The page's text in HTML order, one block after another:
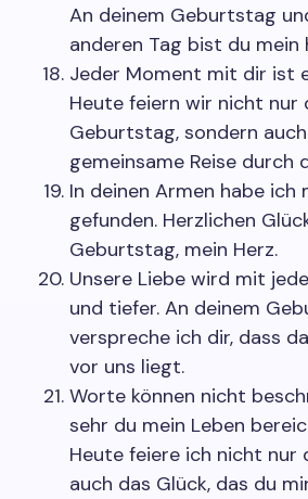
An deinem Geburtstag
anderen Tag bist du mein
Jeder Moment mit dir ist
Heute feiern wir nicht nur
Geburtstag, sondern
gemeinsame Reise durch
In deinen Armen habe ich
gefunden. Herzlichen
Geburtstag, mein Herz.
Unsere Liebe wird mit
und tiefer. An deinem
verspreche ich dir, dass
vor uns liegt.
Worte können nicht
sehr du mein Leben
Heute feiere ich nicht nur
auch das Glück, das du